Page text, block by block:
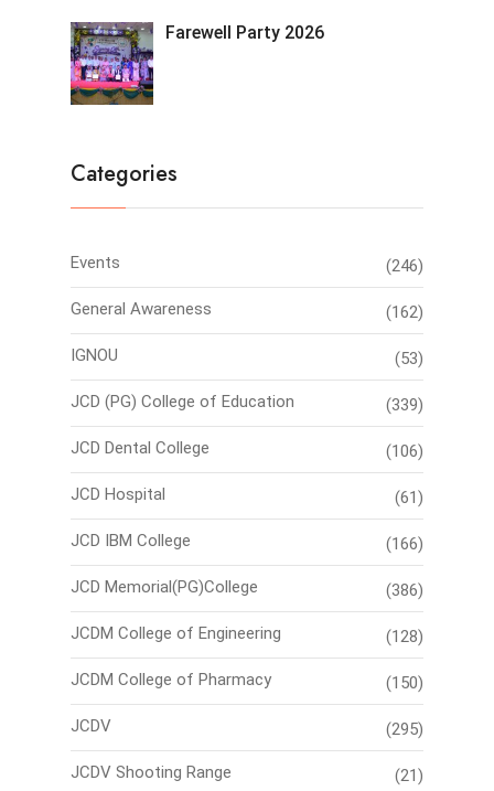
Farewell Party 2026
Categories
Events (246)
General Awareness (162)
IGNOU (53)
JCD (PG) College of Education (339)
JCD Dental College (106)
JCD Hospital (61)
JCD IBM College (166)
JCD Memorial(PG)College (386)
JCDM College of Engineering (128)
JCDM College of Pharmacy (150)
JCDV (295)
JCDV Shooting Range (21)